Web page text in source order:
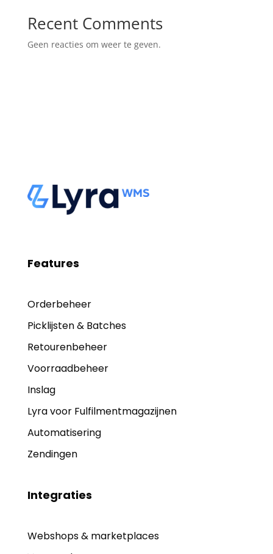
Recent Comments
Geen reacties om weer te geven.
Features
Orderbeheer
Picklijsten & Batches
Retourenbeheer
Voorraadbeheer
Inslag
Lyra voor Fulfilmentmagazijnen
Automatisering
Zendingen
Integraties
Webshops & marketplaces